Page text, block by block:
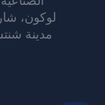
مدينة